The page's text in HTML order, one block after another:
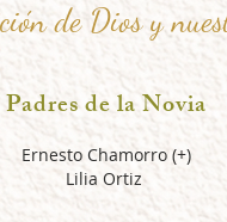
de Diosy
Padres de la Novia
Ernesto Chamorro (+)
Lilia Ortiz